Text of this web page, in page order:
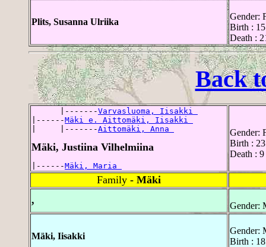
Plits, Susanna Ulriika
Gender:
Birth :
Death :
Back
      |-------
Varvasluoma, Iisakki
|------Mäki e. Aittomäki, Iisakki
|     |-------Aittomäki, Anna
Mäki, Justiina Vilhelmiina
|------Mäki, Maria
Gender:
Birth :
Death :
Family - Mäki
,
Gender:
Mäki, Iisakki
Gender:
Birth :